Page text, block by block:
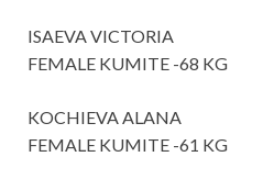
ISAEVA VICTORIA
FEMALE KUMITE -68 KG
KOCHIEVA ALANA
FEMALE KUMITE -61 KG